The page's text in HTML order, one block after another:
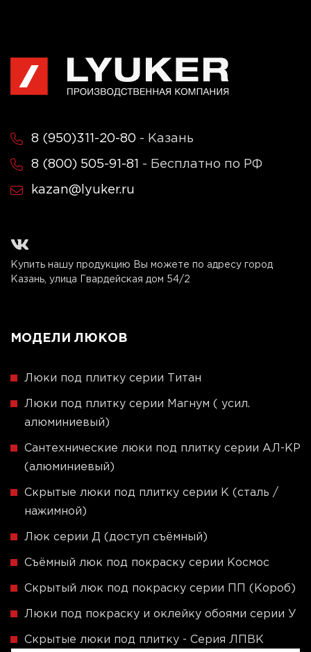
8 (950)311-20-80 - Казань
8 (800) 505-91-81 - Бесплатно по РФ
kazan@lyuker.ru
Купить нашу продукцию Вы можете по адресу город
Казань, улица Гвардейская дом 54/2
МОДЕЛИ ЛЮКОВ
Люки под плитку серии Титан
Люки под плитку серии Магнум ( усил.
алюминиевый)
Сантехнические люки под плитку серии АЛ-КР
(алюминиевый)
Скрытые люки под плитку серии K (сталь /
нажимной)
Люк серии Д (доступ съёмный)
Съёмный люк под покраску серии Космос
Скрытый люк под покраску серии ПП (Короб)
Люки под покраску и оклейку обоями серии У
Скрытые люки под плитку - Серия ЛПВК